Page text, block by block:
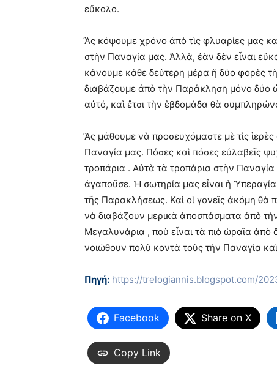
εὔκολο.
Ἂς κόψουμε χρόνο ἀπὸ τὶς φλυαρίες μας
στὴν Παναγία μας. Ἀλλὰ, ἐὰν δὲν εἶναι
κάνουμε κάθε δεύτερη μέρα ἢ δύο φορὲς
διαβάζουμε ἀπὸ τὴν Παράκληση μόνο δύο
αὐτό, καὶ ἔτσι τὴν ἑβδομάδα θὰ
Ἂς μάθουμε νὰ προσευχόμαστε μὲ τὶς
Παναγία μας. Πόσες καὶ πόσες εὐλαβεῖς
τροπάρια . Αὐτὰ τὰ τροπάρια στὴν
ἀγαποῦσε. Ἡ σωτηρία μας εἶναι ἡ
τῆς Παρακλήσεως. Καὶ οἱ γονεῖς ἀκόμη θὰ
νὰ διαβάζουν μερικὰ ἀποσπάσματα ἀπὸ
Μεγαλυνάρια , ποὺ εἶναι τὰ πιὸ ὡραῖα ἀπὸ
νοιώθουν πολὺ κοντὰ τοὺς τὴν Παναγία
Πηγή: https://trelogiannis.blogspot.com/
Facebook Share on X
Copy Link